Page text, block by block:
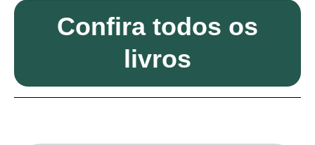
Confira todos os
livros